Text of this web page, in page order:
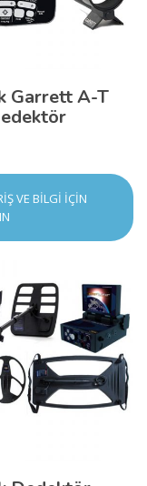
Garrett A-T
VE BILGI İÇIN